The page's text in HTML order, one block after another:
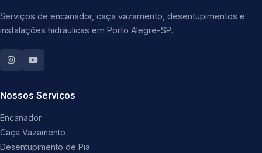
Serviços de encanador, caça vazamento, desentupimentos e
instalações hidráulicas em Porto Alegre-SP.
Nossos Serviços
Encanador
Caça Vazamento
Desentupimento de Pia